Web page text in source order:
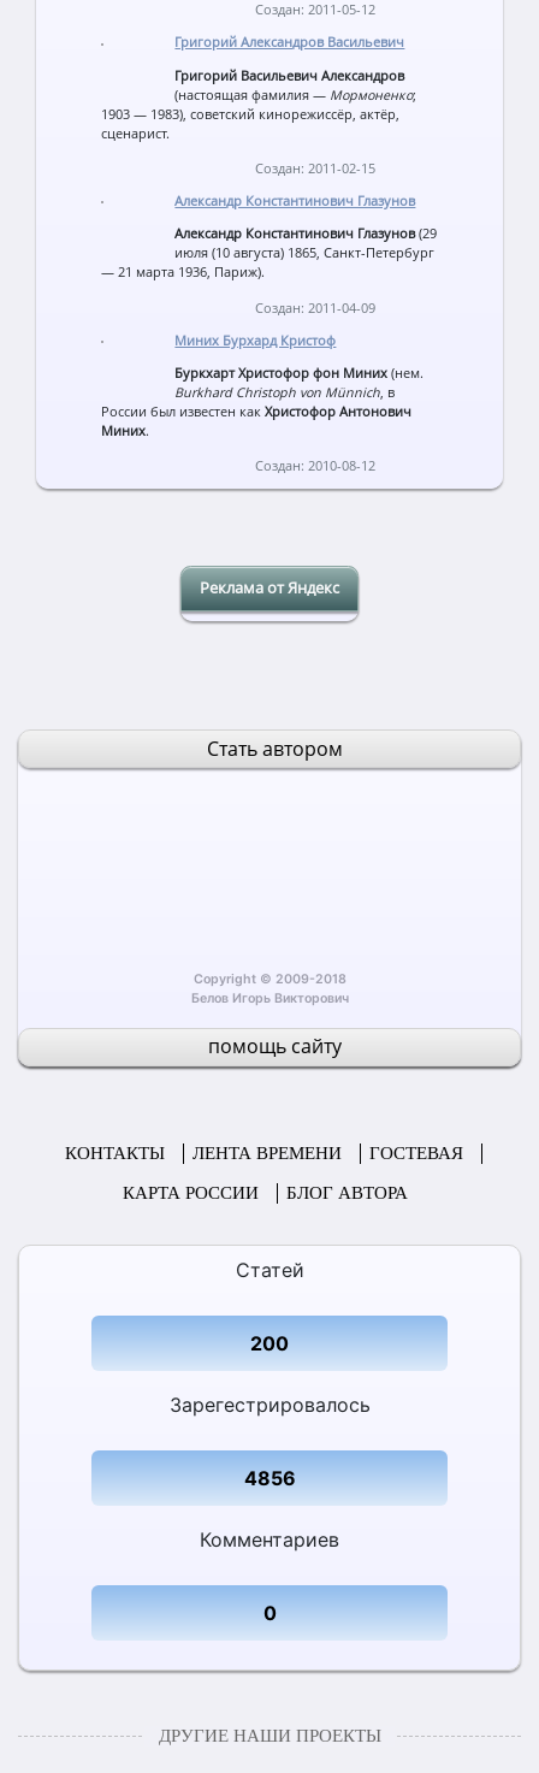
Создан: 2011-05-12
Григорий Александров Васильевич
Григорий Васильевич Александров
(настоящая фамилия — Мормоненко;
1903 — 1983), советский кинорежиссёр, актёр,
сценарист.
Создан: 2011-02-15
Александр Константинович Глазунов
Александр Константинович Глазунов(29
июля (10 августа) 1865, Санкт-Петербург
— 21 марта 1936, Париж).
Создан: 2011-04-09
Миних Бурхард Кристоф
Буркхарт Христофор фон Миних (нем.
Burkhard Christoph von Münnich, в
России был известен какХристофор Антонович
Миних.
Создан: 2010-08-12
Реклама от Яндекс
Стать автором
Copyright © 2009-2018
Белов Игорь Викторович
помощь сайту
КОНТАКТЫ (CURRENT)
ЛЕНТА ВРЕМЕНИ ГОСТЕВАЯ
КАРТА РОССИИ БЛОГ АВТОРА
Статей
200
Зарегестрировалось
4856
Комментариев
0
ДРУГИЕ НАШИ ПРОЕКТЫ